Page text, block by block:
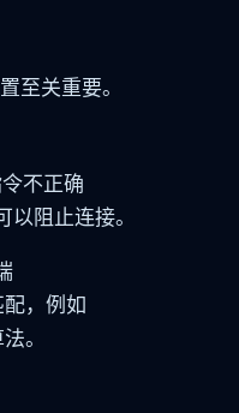
至关重要。
不正确
阻止连接。
，例如
。